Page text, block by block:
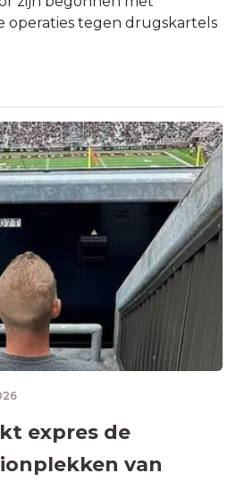
operaties tegen drugskartels
expres de
van